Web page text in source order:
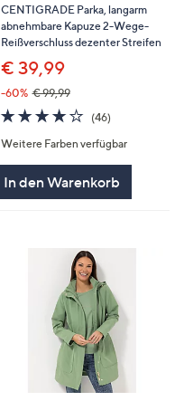
CENTIGRADE Parka, langarm
abnehmbare Kapuze 2-Wege-
Reißverschluss dezenter Streifen
€ 39,99
-60% € 99,99
4.1
von
5
(46)46
Weitere Farben verfügbar
In den Warenkorb